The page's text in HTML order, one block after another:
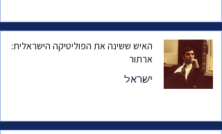
האיש ששינה את הפוליטיקה הישראלית:
ארתור
ישראל